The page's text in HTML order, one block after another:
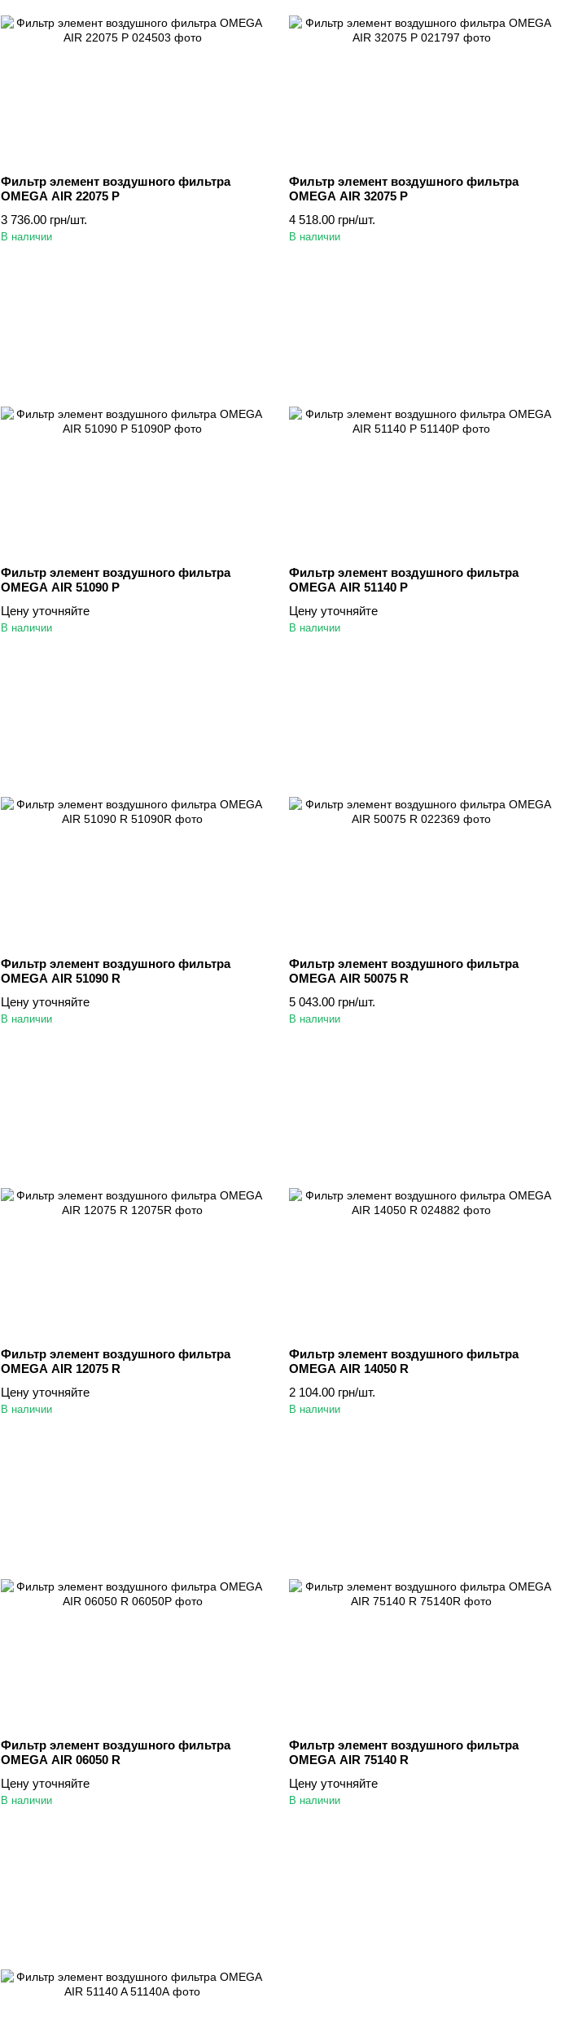
Фильтр элемент воздушного фильтра
OMEGA AIR 22075 P
3 736.00 грн/шт.
В наличии
Фильтр элемент воздушного фильтра
OMEGA AIR 32075 P
4 518.00 грн/шт.
В наличии
Фильтр элемент воздушного фильтра
OMEGA AIR 51090 P
Цену уточняйте
В наличии
Фильтр элемент воздушного фильтра
OMEGA AIR 51140 P
Цену уточняйте
В наличии
Фильтр элемент воздушного фильтра
OMEGA AIR 51090 R
Цену уточняйте
В наличии
Фильтр элемент воздушного фильтра
OMEGA AIR 50075 R
5 043.00 грн/шт.
В наличии
Фильтр элемент воздушного фильтра
OMEGA AIR 12075 R
Цену уточняйте
В наличии
Фильтр элемент воздушного фильтра
OMEGA AIR 14050 R
2 104.00 грн/шт.
В наличии
Фильтр элемент воздушного фильтра
OMEGA AIR 06050 R
Цену уточняйте
В наличии
Фильтр элемент воздушного фильтра
OMEGA AIR 75140 R
Цену уточняйте
В наличии